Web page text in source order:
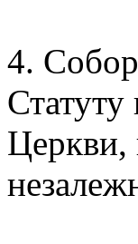
4. Собор
Статуту
Церкви,